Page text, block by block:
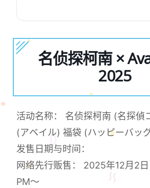
名侦探柯南 ×
2025
活动名称： 名侦探柯南 (名探偵
(アベイル) 福袋 (ハッピーバッ
发售日期与时间：
网络先行贩售： 2025年12月2
PM～